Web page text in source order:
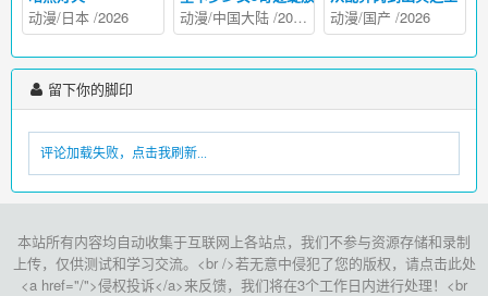
动漫/日本 /2026 动漫/中国大陆/2026 动漫/国产 /2026
留下你的脚印
评论加载失败，点击我刷新...
本站所有内容均自动收集于互联网上各站点，我们不参与资源存储和录制
上传，仅供测试和学习交流。<br />若无意中侵犯了您的版权，请点击此处
<a href="/">侵权投诉</a>来反馈，我们将在3个工作日内进行处理！<br